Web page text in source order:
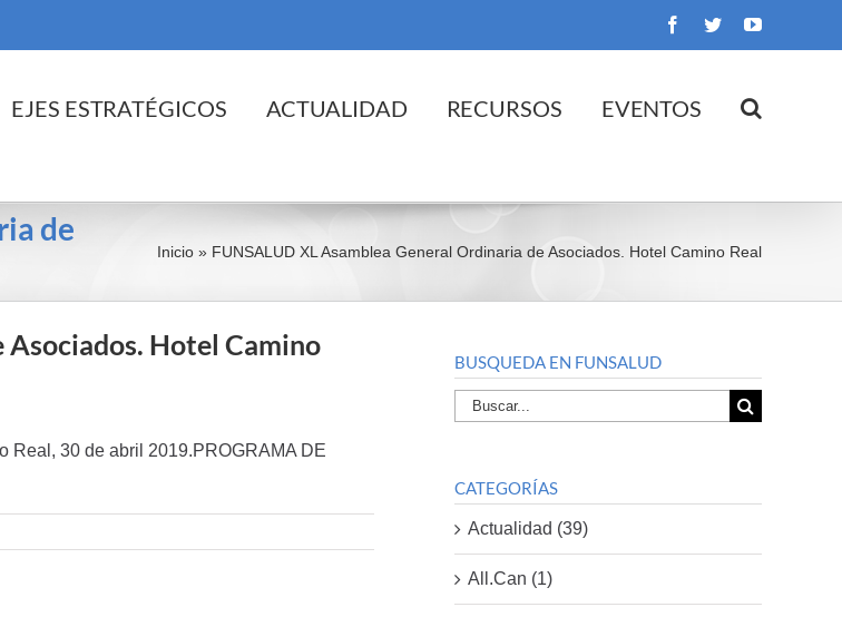
Facebook
TwitterYouTube
EJES ESTRATÉGICOS ACTUALIDAD RECURSOS EVENTOS
de
Inicio » FUNSALUD XL Asamblea General Ordinaria de Asociados. Hotel Camino Real
Asociados. Hotel Camino
Real, 30 de abril 2019.PROGRAMA DE
BUSQUEDA EN FUNSALUD
Buscar
por:
CATEGORÍAS
Actualidad (39)
All.Can (1)